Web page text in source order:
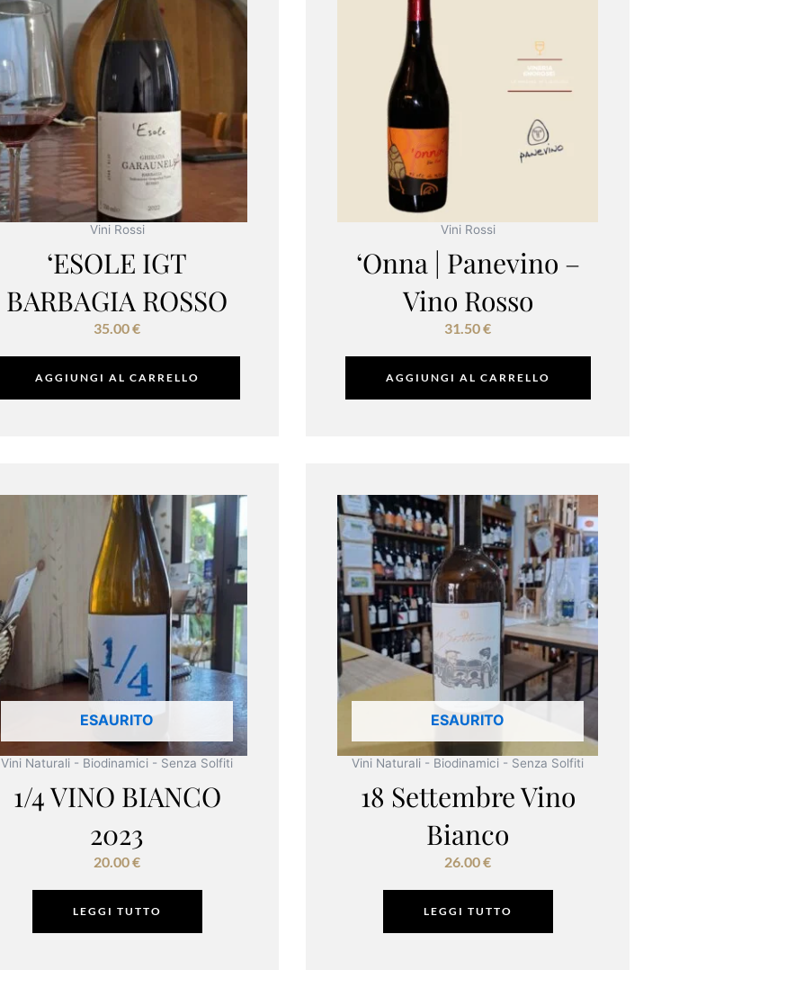
Vini Rossi
‘ESOLE IGT
BARBAGIA ROSSO
35.00€
AGGIUNGI AL CARRELLO
Vini Rossi
‘Onna | Panevino –
Vino Rosso
31.50€
AGGIUNGI AL CARRELLO
ESAURITO
Vini Naturali - Biodinamici - Senza Solfiti
1/4 VINO BIANCO
2023
20.00€
LEGGI TUTTO
ESAURITO
Vini Naturali - Biodinamici - Senza Solfiti
18 Settembre Vino
Bianco
26.00€
LEGGI TUTTO